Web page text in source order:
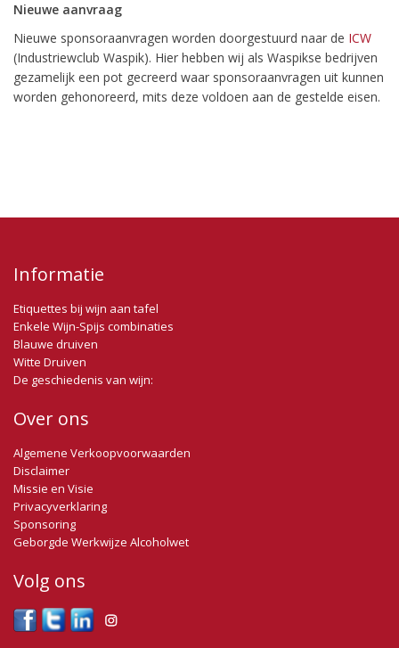
Nieuwe aanvraag
Nieuwe sponsoraanvragen worden doorgestuurd naar de ICW
(Industriewclub Waspik). Hier hebben wij als Waspikse bedrijven
gezamelijk een pot gecreerd waar sponsoraanvragen uit kunnen
worden gehonoreerd, mits deze voldoen aan de gestelde eisen.
Informatie
Etiquettes bij wijn aan tafel
Enkele Wijn-Spijs combinaties
Blauwe druiven
Witte Druiven
De geschiedenis van wijn:
Over ons
Algemene Verkoopvoorwaarden
Disclaimer
Missie en Visie
Privacyverklaring
Sponsoring
Geborgde Werkwijze Alcoholwet
Volg ons